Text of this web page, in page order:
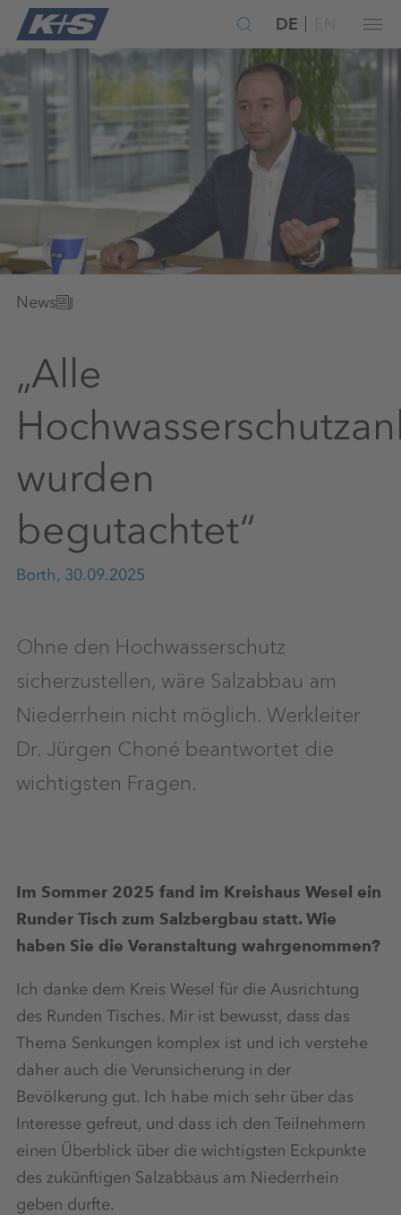
DE
News
„Alle
wurden
begutachtet“
Borth, 30.09.2025
Ohne den Hochwasserschutz
sicherzustellen, wäre Salzabbau am
Niederrhein nicht möglich. Werkleiter
Dr. Jürgen Choné beantwortet die
wichtigsten Fragen.
Im Sommer 2025 fand im Kreishaus Wesel ein
Runder Tisch zum Salzbergbau statt. Wie
haben Sie die Veranstaltung wahrgenommen?
Ich danke dem Kreis Wesel für die Ausrichtung
des Runden Tisches. Mir ist bewusst, dass das
Thema Senkungen komplex ist und ich verstehe
daher auch die Verunsicherung in der
Bevölkerung gut. Ich habe mich sehr über das
Interesse gefreut, und dass ich den Teilnehmern
einen Überblick über die wichtigsten Eckpunkte
des zukünftigen Salzabbaus am Niederrhein
geben durfte.